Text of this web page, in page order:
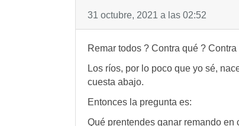
31 octubre, 2021 a las 02:52
Remar todos ? Contra qué ?
Los ríos, por lo poco que yo sé,
cuesta abajo.
Entonces la pregunta es:
Qué prentendes ganar remando